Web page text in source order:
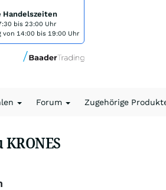
Handelszeiten
bis 23:00 Uhr
von 14:00 bis 19:00 Uhr
Forum Zugehörige